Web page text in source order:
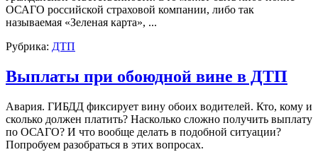
ОСАГО российской страховой компании, либо так
называемая «Зеленая карта», ...
Рубрика: ДТП
Выплаты при обоюдной вине в ДТП
Авария. ГИБДД фиксирует вину обоих водителей. Кто, кому и
сколько должен платить? Насколько сложно получить выплату
по ОСАГО? И что вообще делать в подобной ситуации?
Попробуем разобраться в этих вопросах.